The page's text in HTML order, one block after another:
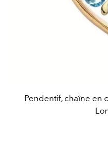
Pendentif, chaîne en